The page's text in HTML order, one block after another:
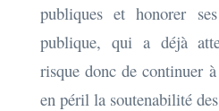
publiques et honorer
publique, qui a déjà
risque donc de continuer
en péril la soutenabilité